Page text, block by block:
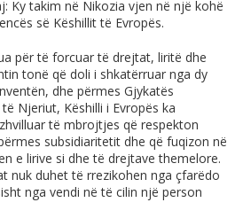
Ky takim në Nikozia vjen në një kohë
së Këshillit të Evropës.
për të forcuar të drejtat, liritë dhe
tonë që doli i shkatërruar nga dy
dhe përmes Gjykatës
Njeriut, Këshilli i Evropës ka
të mbrojtjes që respekton
subsidiaritetit dhe që fuqizon në
e lirive si dhe të drejtave themelore.
nuk duhet të rrezikohen nga çfarëdo
nga vendi në të cilin një person